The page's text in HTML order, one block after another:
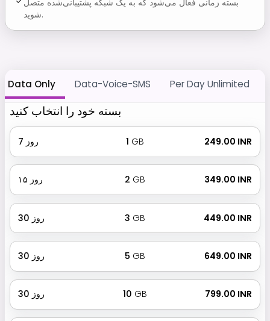
شوید.
Data Only Data-Voice-SMS Per Day Unlimited
بسته خود را انتخاب کنید
7 روز 1 GB ₹ 249.00 INR
۱۵ روز 2 GB ₹ 349.00 INR
30 روز 3 GB ₹ 449.00 INR
30 روز 5 GB ₹ 649.00 INR
30 روز 10 GB ₹ 799.00 INR